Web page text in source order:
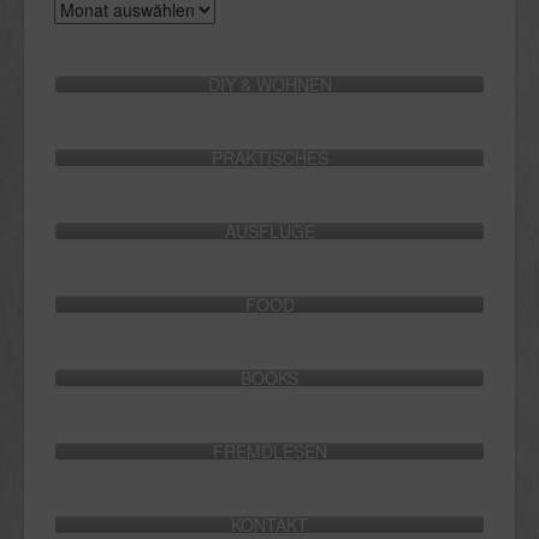
Archive
DIY & WOHNEN
PRAKTISCHES
AUSFLÜGE
FOOD
BOOKS
FREMDLESEN
KONTAKT